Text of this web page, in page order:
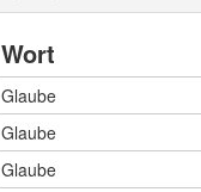
Wort
Glaube
Glaube
Glaube